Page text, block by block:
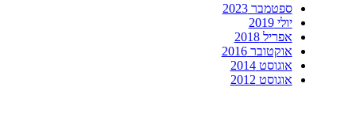
ספטמבר 2023
יולי 2019
אפריל 2018
אוקטובר 2016
אוגוסט 2014
אוגוסט 2012